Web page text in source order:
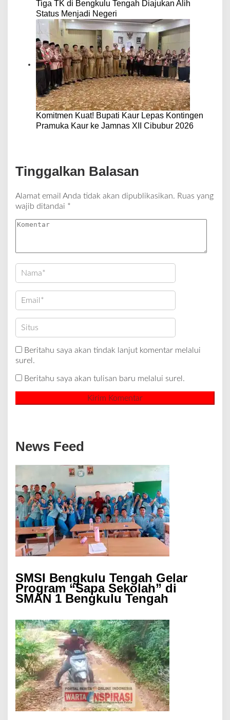
Tiga TK di Bengkulu Tengah Diajukan Alih
Status Menjadi Negeri
Komitmen Kuat! Bupati Kaur Lepas Kontingen
Pramuka Kaur ke Jamnas XII Cibubur 2026
Tinggalkan Balasan
Alamat email Anda tidak akan dipublikasikan. Ruas yang
wajib ditandai *
Beritahu saya akan tindak lanjut komentar melalui
surel.
Beritahu saya akan tulisan baru melalui surel.
News Feed
SMSI Bengkulu Tengah Gelar
Program “Sapa Sekolah” di
SMAN 1 Bengkulu Tengah